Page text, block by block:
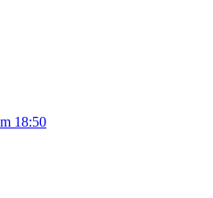
18:50